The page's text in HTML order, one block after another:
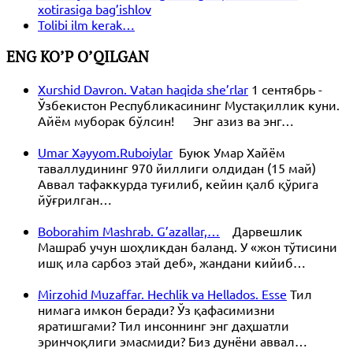
xotirasiga bag’ishlov
Tolibi ilm kerak…
ENG KO’P O’QILGAN
Xurshid Davron. Vatan haqida she’rlar 1 сентябрь -
Ўзбекистон Республикасининг Мустақиллик куни.
Айём муборак бўлсин! Энг азиз ва энг…
Umar Xayyom.Ruboiylar Буюк Умар Хайём
таваллудининг 970 йиллиги олдидан (15 май)
Аввал тафаккурда туғилиб, кейин қалб қўрига
йўғрилган…
Boborahim Mashrab. G’azallar,…
Дарвешлик
Машраб учун шоҳликдан баланд. У «жон тўтисини
ишқ ила сарбоз этай деб», жандани кийиб…
Mirzohid Muzaffar. Hechlik va Hellados. Esse Тил
нимага имкон беради? Ўз қафасимизни
яратишгами? Тил инсоннинг энг даҳшатли
эринчоқлиги эмасмиди? Биз дунёни аввал…